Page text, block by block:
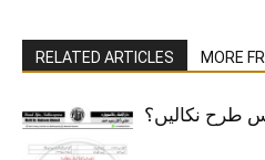
RELATED ARTICLES MORE
طرح نکالیں؟